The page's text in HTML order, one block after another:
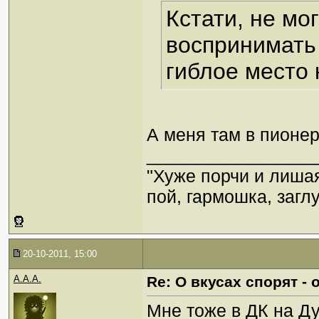
Кстати, не
гиблое место
А меня там в
"Хуже порчи и
пой, гармошка,
20-10-2011, 15:00
A.A.A. Re: О вкусах спорят
Мне тоже в ДК на